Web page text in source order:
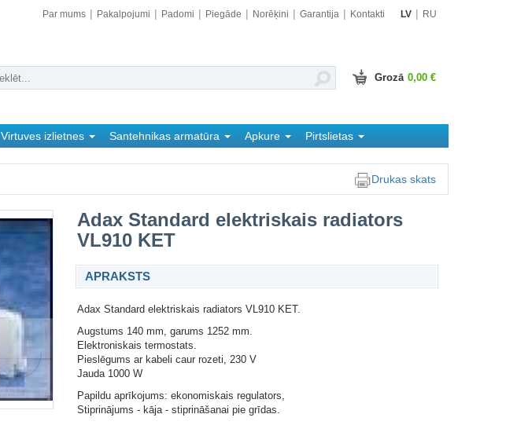
Par mums Pakalpojumi Padomi Piegāde Norēķini Garantija Kontakti LV RU
Grozā 0,00 €
Virtuves izlietnes Santehnikas armatūra Apkure
Pirtslietas
Drukas skats
Adax Standard elektriskais radiators
VL910 KET
APRAKSTS
Adax Standard elektriskais radiators VL910 KET.
Augstums 140 mm, garums 1252 mm.
Elektroniskais termostats.
Pieslēgums ar kabeli caur rozeti, 230 V
Jauda 1000 W
Papildu aprīkojums: ekonomiskais regulators,
Stiprinājums - kāja - stiprināšanai pie grīdas.